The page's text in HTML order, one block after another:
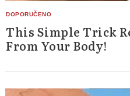
This Simple Trick
From Your Body!